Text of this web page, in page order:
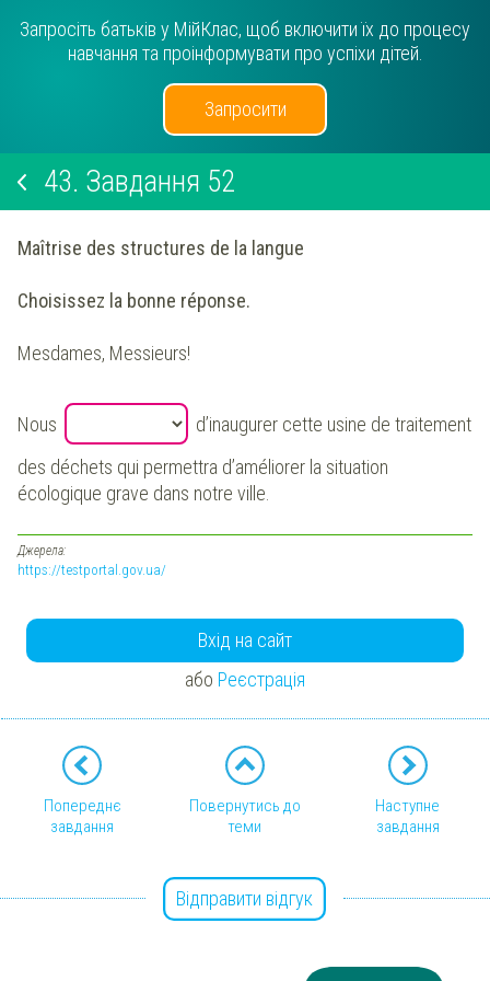
Запросіть батьків у МійКлас, щоб включити їх до процесу
навчання та проінформувати про успіхи дітей.
Запросити
43. Завдання 52
Maîtrise des structures de la langue
Choisissez la bonne réponse.
Mesdames, Messieurs!
Nous
d’inaugurer cette usine de traitement
des déchets qui permettra d’améliorer la situation
écologique grave dans notre ville.
Джерела:
https://testportal.gov.ua/
Вхід на сайт
або Реєстрація
Попереднє
завдання
Повернутись до
теми
Наступне
завдання
Відправити відгук